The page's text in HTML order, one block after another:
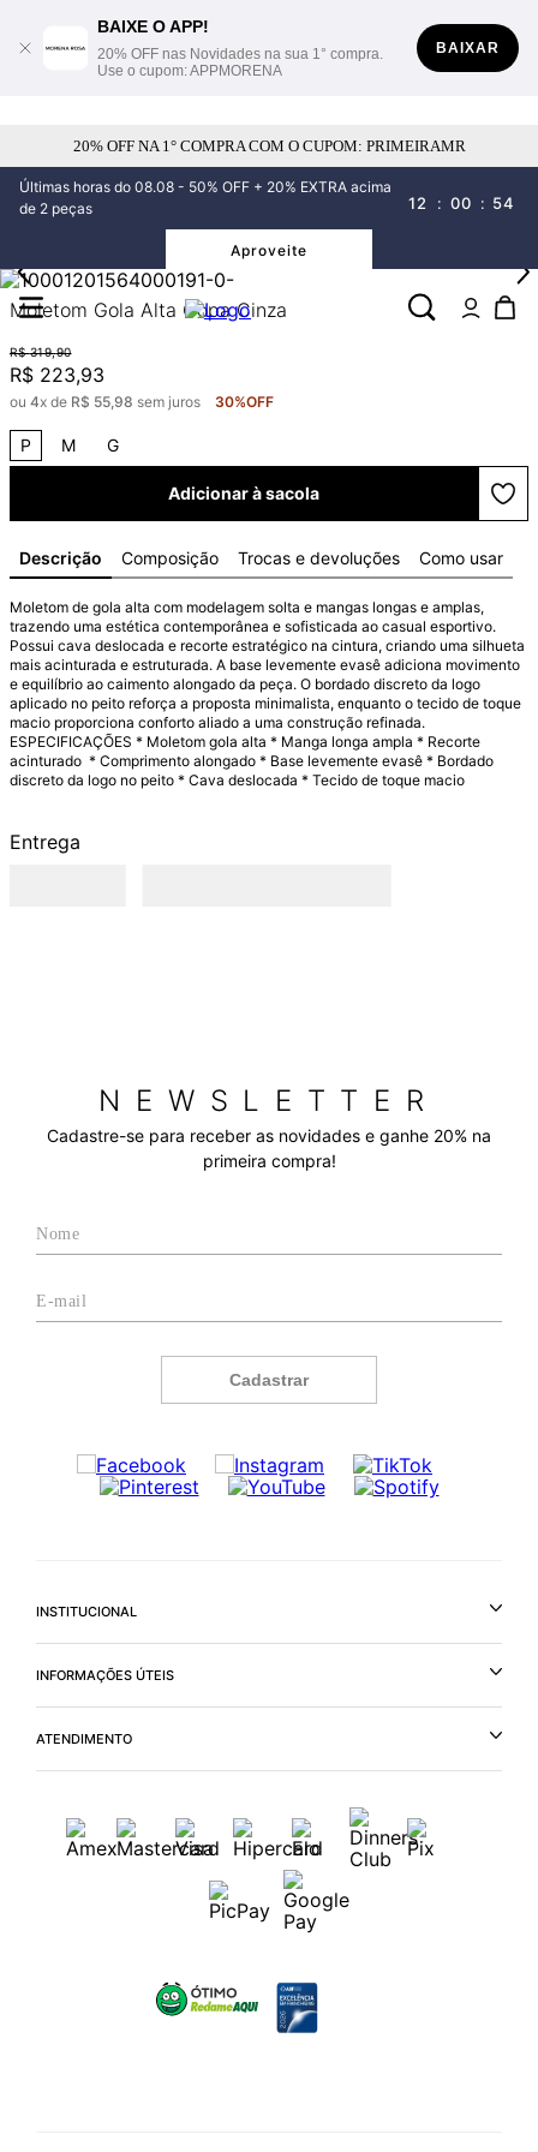
BAIXE O APP!
20% OFF nas Novidades na sua 1° compra.
Use o cupom: APPMORENA
BAIXAR
20% OFF NA 1° COMPRA COM O CUPOM: PRIMEIRAMR
Últimas horas do 08.08 - 50% OFF + 20% EXTRA acima
de 2 peças
12 : 00 : 54
Aproveite
Moletom Gola Alta Copa Cinza
R$ 319,90
R$ 223,93
ou 4x de R$ 55,98 sem juros 30%OFF
P M G
Adicionar à sacola
Descrição Composição Trocas e devoluções Como usar
Moletom de gola alta com modelagem solta e mangas longas e amplas,
trazendo uma estética contemporânea e sofisticada ao casual esportivo.
Possui cava deslocada e recorte estratégico na cintura, criando uma silhueta
mais acinturada e estruturada. A base levemente evasê adiciona movimento
e equilíbrio ao caimento alongado da peça. O bordado discreto da logo
aplicado no peito reforça a proposta minimalista, enquanto o tecido de toque
macio proporciona conforto aliado a uma construção refinada.
ESPECIFICAÇÕES * Moletom gola alta * Manga longa ampla * Recorte
acinturado  * Comprimento alongado * Base levemente evasê * Bordado
discreto da logo no peito * Cava deslocada * Tecido de toque macio
Entrega
NEWSLETTER
Cadastre-se para receber as novidades e ganhe 20% na
primeira compra!
Cadastrar
INSTITUCIONAL
INFORMAÇÕES ÚTEIS
ATENDIMENTO